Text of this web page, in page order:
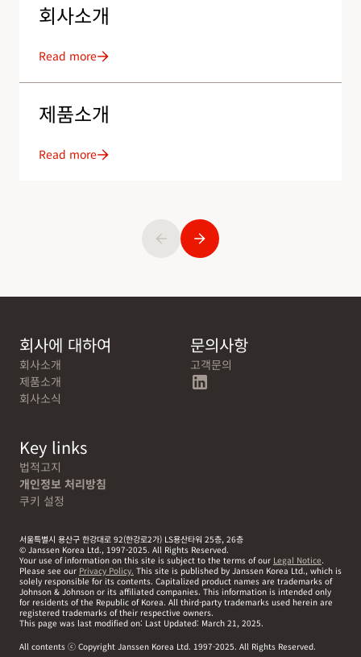
회사소개
Read more
제품소개
Read more
회사에 대하여
회사소개
제품소개
회사소식
문의사항
고객문의
Key links
법적고지
개인정보 처리방침
쿠키 설정
서울특별시 용산구 한강대로 92(한강로2가) LS용산타워 25층, 26층
© Janssen Korea Ltd., 1997-2025. All Rights Reserved.
Your use of information on this site is subject to the terms of our Legal Notice.
Please see our Privacy Policy. This site is published by Janssen Korea Ltd., which is
solely responsible for its contents. Capitalized product names are trademarks of
Johnson & Johnson or its affiliated companies. This information is intended only
for residents of the Republic of Korea. All third-party trademarks used herein are
registered trademarks of their respective owners.
This page was last modified on: Last Updated: March 21, 2025.
All contents ⓒ Copyright Janssen Korea Ltd. 1997-2025. All Rights Reserved.